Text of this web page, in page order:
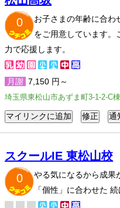
0
お子さまの年齢に合わ
をご用意しています。
力で応援します。
月謝 7,150 円～
埼玉県東松山市あずま町3-1-2-C棟
スクールIE 東松山校
0
やる気になるから成果
「個性」に合わせた